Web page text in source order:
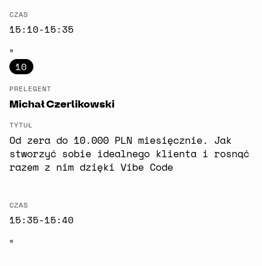
CZAS
15:10-15:35
#
10
PRELEGENT
Michał Czerlikowski
TYTUŁ
Od zera do 10.000 PLN miesięcznie. Jak
stworzyć sobie idealnego klienta i rosnąć
razem z nim dzięki Vibe Code
CZAS
15:35-15:40
#